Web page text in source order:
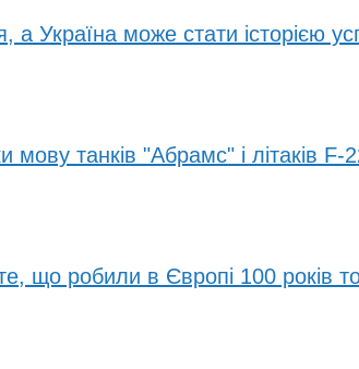
Україна може стати історією
мову танків "Абрамс" і літаків F-
що робили в Європі 100 років